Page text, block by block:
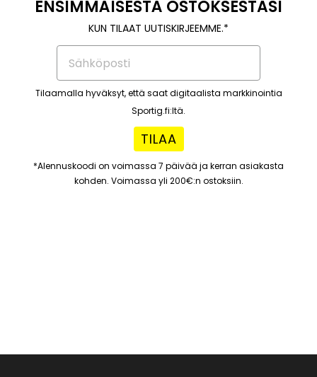
ENSIMMÄISESTÄ OSTOKSESTASI
KUN TILAAT UUTISKIRJEEMME.*
Tilaamalla hyväksyt, että saat digitaalista markkinointia
Sportig.fi:ltä.
TILAA
*Alennuskoodi on voimassa 7 päivää ja kerran asiakasta
kohden. Voimassa yli 200€:n ostoksiin.